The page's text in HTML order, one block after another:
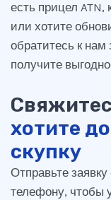
есть прицел
или хотите
обратитесь к нам
получите
хотите
скупку
Отправьте
телефону, чтобы